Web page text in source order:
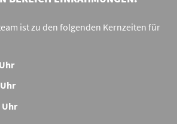
ist zu den folgenden Kernzeiten für
Uhr